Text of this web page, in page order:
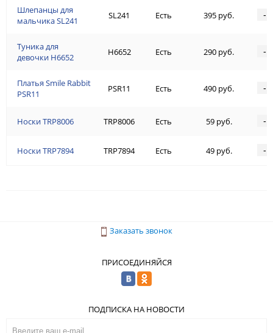
Шлепанцы для
мальчика SL241
Туника для
девочки H6652
Платья Smile Rabbit
PSR11
Носки TRP8006
Носки TRP7894
SL241 Есть 395 руб. -
H6652 Есть 290 руб. -
PSR11 Есть 490 руб. -
TRP8006 Есть 59 руб. -
TRP7894 Есть 49 руб. -
Заказать звонок
ПРИСОЕДИНЯЙСЯ
ПОДПИСКА НА НОВОСТИ